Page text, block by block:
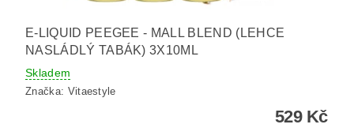
E-LIQUID PEEGEE - MALL BLEND (LEHCE
NASLÁDLÝ TABÁK) 3X10ML
Skladem
Značka: Vitaestyle
529 Kč